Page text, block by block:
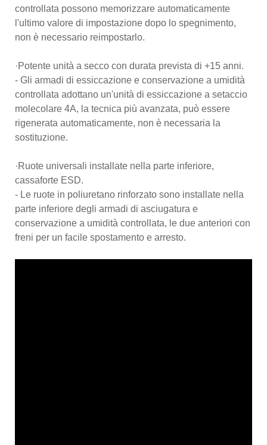
controllata possono memorizzare automaticamente
l'ultimo valore di impostazione dopo lo spegnimento,
non è necessario reimpostarlo.
·Potente unità a secco con durata prevista di +15 anni.
- Gli armadi di essiccazione e conservazione a umidità
controllata adottano un'unità di essiccazione a setaccio
molecolare 4A, la tecnica più avanzata, può essere
rigenerata automaticamente, non è necessaria la
sostituzione.
·Ruote universali installate nella parte inferiore,
cassaforte ESD.
- Le ruote in poliuretano rinforzato sono installate nella
parte inferiore degli armadi di asciugatura e
conservazione a umidità controllata, le due anteriori con
freni per un facile spostamento e arresto.